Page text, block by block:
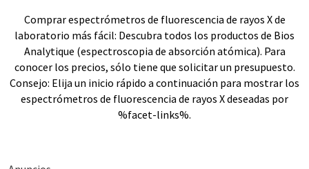
Comprar espectrómetros de fluorescencia de rayos X de
laboratorio más fácil: Descubra todos los productos de Bios
Analytique (espectroscopia de absorción atómica). Para
conocer los precios, sólo tiene que solicitar un presupuesto.
Consejo: Elija un inicio rápido a continuación para mostrar los
espectrómetros de fluorescencia de rayos X deseadas por
%facet-links%.